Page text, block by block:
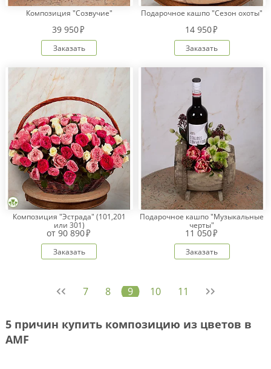
Композиция "Созвучие"
39 950
Заказать
Подарочное кашпо "Сезон охоты"
14 950
Заказать
Композиция "Эстрада" (101,201
или 301)
от 90 890
Заказать
Подарочное кашпо "Музыкальные
черты"
11 050
Заказать
7 8 9 10 11
5 причин купить композицию из цветов в
AMF